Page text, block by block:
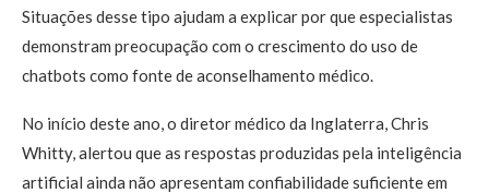
Situações desse tipo ajudam a explicar por que especialistas
demonstram preocupação com o crescimento do uso de
chatbots como fonte de aconselhamento médico.
No início deste ano, o diretor médico da Inglaterra, Chris
Whitty, alertou que as respostas produzidas pela inteligência
artificial ainda não apresentam confiabilidade suficiente em